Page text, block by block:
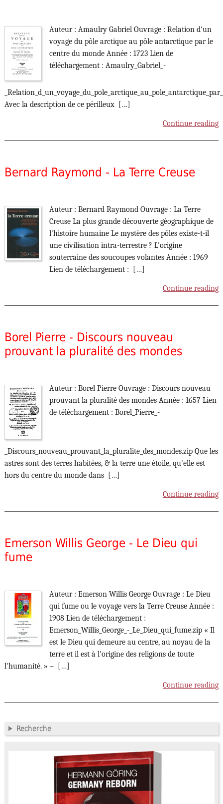
Auteur : Amaulry Gabriel Ouvrage : Relation d'un
voyage du pôle arctique au pôle antarctique par le
centre du monde Année : 1723 Lien de
téléchargement : Amaulry_Gabriel_-
Avec la description de ce périlleux […]
Continue reading
Bernard Raymond - La Terre Creuse
Auteur : Bernard Raymond Ouvrage : La Terre
Creuse La plus grande découverte géographique de
l'histoire humaine Le mystère des pôles existe-t-il
une civilisation intra-terrestre ? L'origine
souterraine des soucoupes volantes Année : 1969
Lien de téléchargement : […]
Continue reading
Borel Pierre - Discours nouveau
prouvant la pluralité des mondes
Auteur : Borel Pierre Ouvrage : Discours nouveau
prouvant la pluralité des mondes Année : 1657 Lien
de téléchargement : Borel_Pierre_-
_Discours_nouveau_prouvant_la_pluralite_des_mondes.zip Que les
astres sont des terres habitées, & la terre une étoile, qu'elle est
hors du centre du monde dans […]
Continue reading
Emerson Willis George - Le Dieu qui
fume
Auteur : Emerson Willis George Ouvrage : Le Dieu
qui fume ou le voyage vers la Terre Creuse Année :
1908 Lien de téléchargement :
Emerson_Willis_George_-_Le_Dieu_qui_fume.zip « Il
est le Dieu qui demeure au centre, au noyau de la
terre et il est à l'origine des religions de toute
l'humanité. » – […]
Continue reading
Recherche